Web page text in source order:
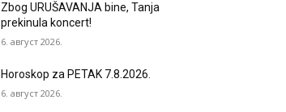
Zbog URUŠAVANJA bine, Tanja
prekinula koncert!
6. август 2026.
Horoskop za PETAK 7.8.2026.
6. август 2026.